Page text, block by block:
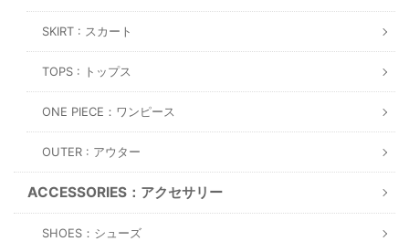
SKIRT : スカート
TOPS : トップス
ONE PIECE：ワンピース
OUTER : アウター
ACCESSORIES：アクセサリー
SHOES：シューズ